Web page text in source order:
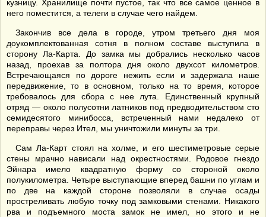
кузницу. Хранилище почти пустое, так что все самое ценное в
него поместится, а телеги в случае чего найдем.
Закончив все дела в городе, утром третьего дня моя
доукомплектованная сотня в полном составе выступила в
сторону Ла-Карта. До замка мы добрались несколько часов
назад, проехав за полтора дня около двухсот километров.
Встречающаяся по дороге нежить если и задержала наше
передвижение, то в основном, только на то время, которое
требовалось для сбора с нее лута. Единственный крупный
отряд — около полусотни латников под предводительством сто
семидесятого минибосса, встреченный нами недалеко от
переправы через Ител, мы уничтожили минуты за три.
Сам Ла-Карт стоял на холме, и его шестиметровые серые
стены мрачно нависали над окрестностями. Родовое гнездо
Эйнара имело квадратную форму со стороной около
полукилометра. Четыре выступающие вперед башни по углам и
по две на каждой стороне позволяли в случае осады
простреливать любую точку под замковыми стенами. Никакого
рва и подъемного моста замок не имел, но этого и не